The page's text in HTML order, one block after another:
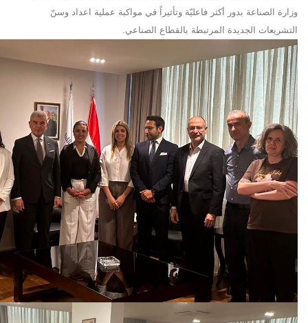
وزارة الصناعة بدور أكثر فاعليّة وتأثيراً في مواكبة عملية اعداد وسنّ
التشريعات الجديدة المرتبطة بالقطاع الصناعي.